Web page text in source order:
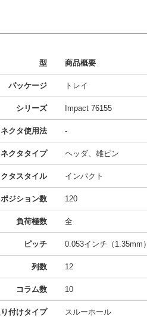
型 商品概要
パッケージ トレイ
シリーズ Impact 76155
ネクタ使用法 -
ネクタタイプ ヘッダ、雄ピン
タスタイル インパクト
ポジション数 120
負荷極数 全
ピッチ 0.053インチ（1.35mm）
列数 12
コラム数 10
付けタイプ スルーホール